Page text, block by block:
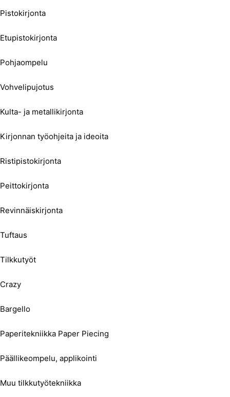
Pistokirjonta
Etupistokirjonta
Pohjaompelu
Vohvelipujotus
Kulta- ja metallikirjonta
Kirjonnan työohjeita ja ideoita
Ristipistokirjonta
Peittokirjonta
Revinnäiskirjonta
Tuftaus
Tilkkutyöt
Crazy
Bargello
Paperitekniikka Paper Piecing
Päällikeompelu, applikointi
Muu tilkkutyötekniikka